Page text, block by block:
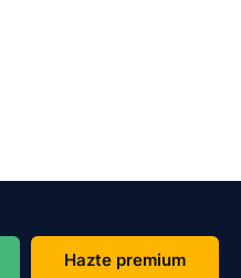
Hazte premium